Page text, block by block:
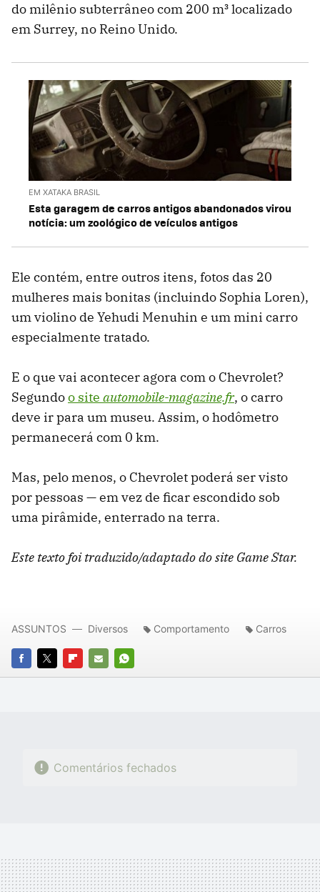
do milênio subterrâneo com 200 m³ localizado
em Surrey, no Reino Unido.
EM XATAKA BRASIL
Esta garagem de carros antigos abandonados virou
notícia: um zoológico de veículos antigos
Ele contém, entre outros itens, fotos das 20
mulheres mais bonitas (incluindo Sophia Loren),
um violino de Yehudi Menuhin e um mini carro
especialmente tratado.
E o que vai acontecer agora com o Chevrolet?
Segundoo site automobile-magazine.fr, o carro
deve ir para um museu. Assim, o hodômetro
permanecerá com 0 km.
Mas, pelo menos, o Chevrolet poderá ser visto
por pessoas — em vez de ficar escondido sob
uma pirâmide, enterrado na terra.
Este texto foi traduzido/adaptado do site Game Star.
FACEBOOK
TWITTERFLIPBOARD
E-
WHATSAPP
ASSUNTOS Diversos Comportamento Carros
Comentários fechados